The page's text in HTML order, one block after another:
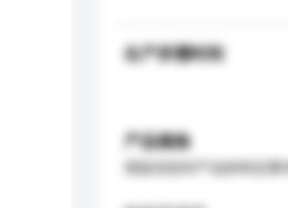
生产所需时间
产品规格